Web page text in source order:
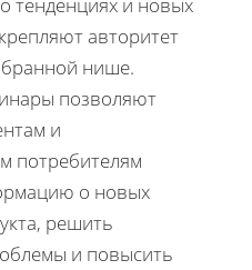
авторитет
нише.
позволяют
и
потребителям
о новых
решить
и повысить